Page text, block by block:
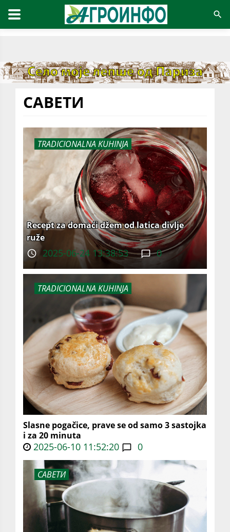
САВЕТИ
TRADICIONALNA KUHINJA
Recept za domaći džem od latica divlje
ruže
2025-06-24 13:38:53 0
TRADICIONALNA KUHINJA
Slasne pogačice, prave se od samo 3 sastojka
i za 20 minuta
2025-06-10 11:52:20 0
САВЕТИ